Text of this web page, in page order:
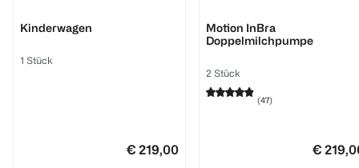
Kinderwagen
1 Stück
€ 219,00
Motion InBra
Doppelmilchpumpe
2 Stück
(47)
€